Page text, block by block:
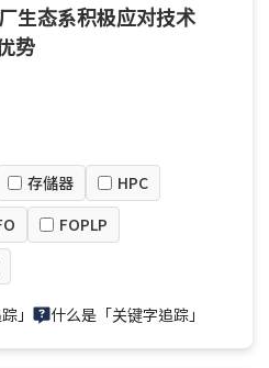
生态系积极应对技术
势
存儲器
HPC
FOPLP
」 什么是「关键字追踪」